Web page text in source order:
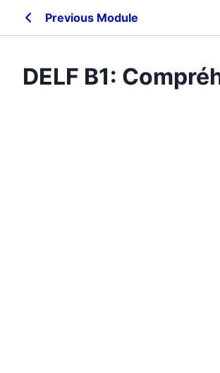
Previous Module
DELF B1: